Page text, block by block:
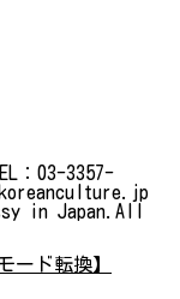
：03-3357-
in Japan.All
ード転換】